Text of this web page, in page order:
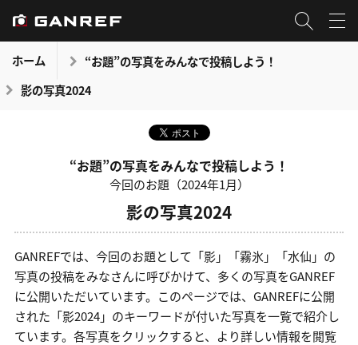
ホーム
“お題”の写真をみんなで投稿しよう！
影の写真2024
“お題”の写真をみんなで投稿しよう！
今回のお題（2024年1月）
影の写真2024
GANREFでは、今回のお題として「影」「霧氷」「水仙」の
写真の投稿をみなさんに呼びかけて、多くの写真をGANREF
に公開いただいています。このページでは、GANREFに公開
された「影2024」のキーワードが付いた写真を一覧で紹介し
ています。各写真をクリックすると、より詳しい情報を閲覧